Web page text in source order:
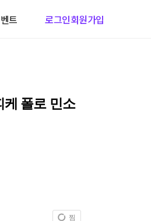
트 로그인회원가입
케 폴로 민소
찜